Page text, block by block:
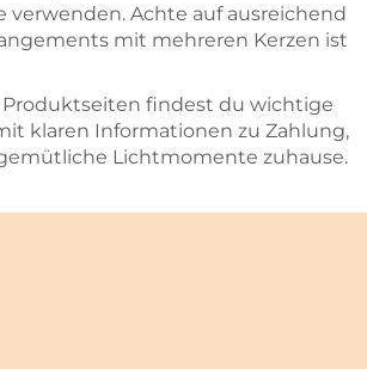
Achte auf ausreichend
mit mehreren Kerzen ist
Produktseiten findest du wichtige
klaren Informationen zu Zahlung,
Lichtmomente zuhause.